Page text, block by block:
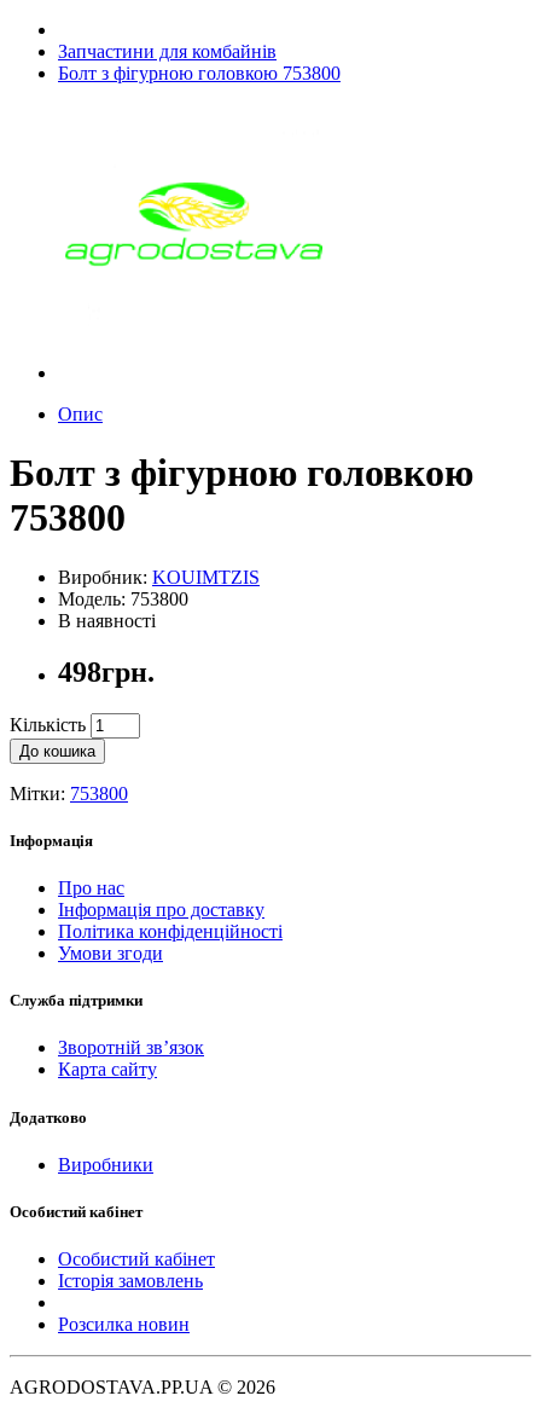
Запчастини для комбайнів
Болт з фігурною головкою 753800
Опис
Болт з фігурною головкою
753800
Виробник: KOUIMTZIS
Модель: 753800
В наявності
498грн.
Кількість
До кошика
Мітки: 753800
Інформація
Про нас
Інформація про доставку
Політика конфіденційності
Умови згоди
Служба підтримки
Зворотній зв’язок
Карта сайту
Додатково
Виробники
Особистий кабінет
Особистий кабінет
Історія замовлень
Розсилка новин
AGRODOSTAVA.PP.UA © 2026